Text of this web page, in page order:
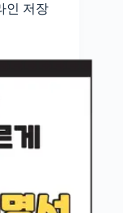
인 저장